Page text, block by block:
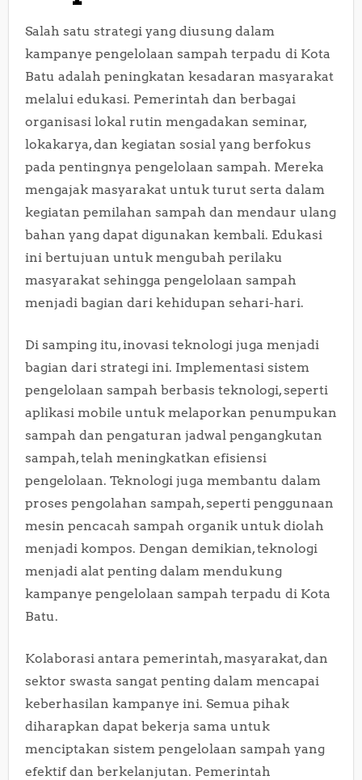
Salah satu strategi yang diusung dalam
kampanye pengelolaan sampah terpadu di Kota
Batu adalah peningkatan kesadaran masyarakat
melalui edukasi. Pemerintah dan berbagai
organisasi lokal rutin mengadakan seminar,
lokakarya, dan kegiatan sosial yang berfokus
pada pentingnya pengelolaan sampah. Mereka
mengajak masyarakat untuk turut serta dalam
kegiatan pemilahan sampah dan mendaur ulang
bahan yang dapat digunakan kembali. Edukasi
ini bertujuan untuk mengubah perilaku
masyarakat sehingga pengelolaan sampah
menjadi bagian dari kehidupan sehari-hari.
Di samping itu, inovasi teknologi juga menjadi
bagian dari strategi ini. Implementasi sistem
pengelolaan sampah berbasis teknologi, seperti
aplikasi mobile untuk melaporkan penumpukan
sampah dan pengaturan jadwal pengangkutan
sampah, telah meningkatkan efisiensi
pengelolaan. Teknologi juga membantu dalam
proses pengolahan sampah, seperti penggunaan
mesin pencacah sampah organik untuk diolah
menjadi kompos. Dengan demikian, teknologi
menjadi alat penting dalam mendukung
kampanye pengelolaan sampah terpadu di Kota
Batu.
Kolaborasi antara pemerintah, masyarakat, dan
sektor swasta sangat penting dalam mencapai
keberhasilan kampanye ini. Semua pihak
diharapkan dapat bekerja sama untuk
menciptakan sistem pengelolaan sampah yang
efektif dan berkelanjutan. Pemerintah